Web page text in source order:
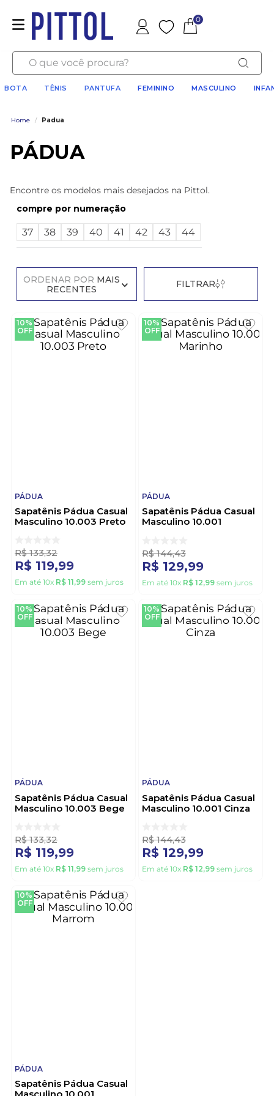
Favoritos
0
O que você procura?
BOTA TÊNIS PANTUFA FEMININO MASCULINO
Home / Padua
PÁDUA
Encontre os modelos mais desejados na Pittol.
numeração
37 38 39 40 41 42 43 44
ORDENAR POR MAIS
RECENTES
FILTRAR
10%
OFF
PÁDUA
Sapatênis Pádua Casual
Masculino 10.003 Preto
R$ 133,32
R$ 119,99
Em até 10x R$ 11,99 sem juros
10%
OFF
PÁDUA
Sapatênis Pádua Casual
Masculino 10.001
R$ 144,43
R$ 129,99
Em até 10x R$ 12,99 sem juros
10%
OFF
PÁDUA
Sapatênis Pádua Casual
Masculino 10.003 Bege
R$ 133,32
R$ 119,99
Em até 10x R$ 11,99 sem juros
10%
OFF
PÁDUA
Sapatênis Pádua Casual
Masculino 10.001 Cinza
R$ 144,43
R$ 129,99
Em até 10x R$ 12,99 sem juros
10%
OFF
PÁDUA
Sapatênis Pádua Casual